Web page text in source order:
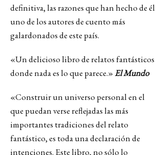
definitiva, las razones que han hecho de él
uno de los autores de cuento más
galardonados de este país.
«Un delicioso libro de relatos fantásticos
donde nada es lo que parece.»El Mundo
«Construir un universo personal en el
que puedan verse reflejadas las más
importantes tradiciones del relato
fantástico, es toda una declaración de
intenciones. Este libro, no sólo lo